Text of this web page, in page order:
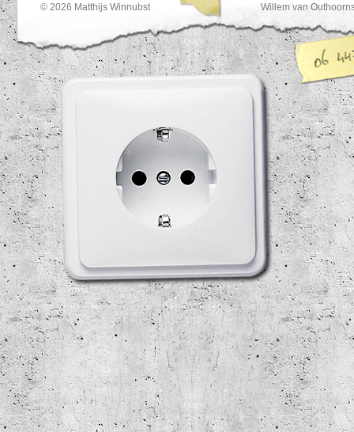
© 2026 Matthijs Winnubst Willem van